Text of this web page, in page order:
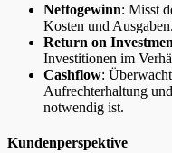
Nettogewinn: Misst
Kosten und Ausgaben.
Return on
Investitionen im
Cashflow:
Aufrechterhaltung
notwendig ist.
Kundenperspektive